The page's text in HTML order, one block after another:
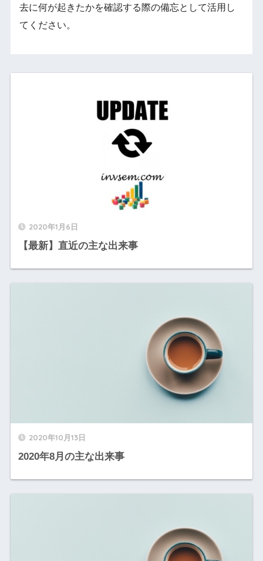
去に何が起きたかを確認する際の備忘として活用し
てください。
2020年1月6日
【最新】直近の主な出来事
2020年10月13日
2020年8月の主な出来事